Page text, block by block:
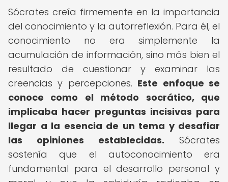
Sócrates creía firmemente en la importancia
del conocimiento y la autorreflexión. Para él, el
conocimiento no era simplemente la
acumulación de información, sino más bien el
resultado de cuestionar y examinar las
creencias y percepciones. Este enfoque se
conoce como el método socrático, que
implicaba hacer preguntas incisivas para
llegar a la esencia de un tema y desafiar
las opiniones establecidas. Sócrates
sostenía que el autoconocimiento era
fundamental para el desarrollo personal y